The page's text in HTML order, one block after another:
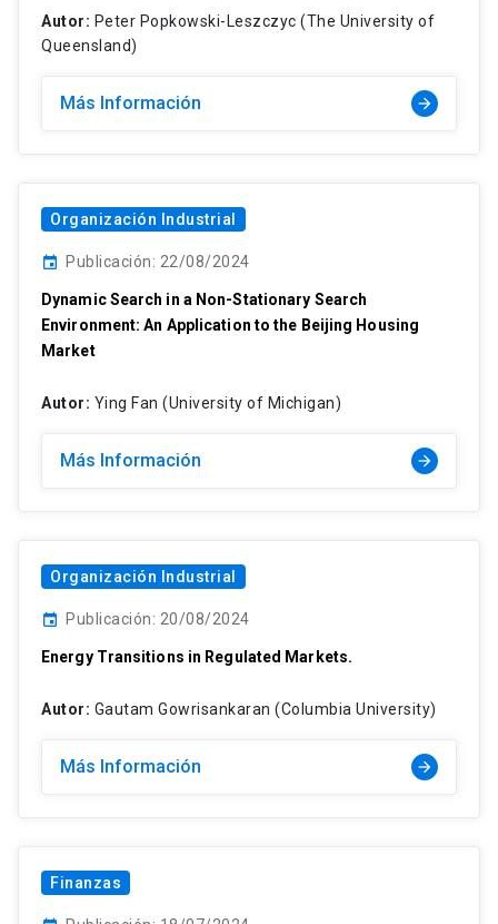
Autor: Peter Popkowski-Leszczyc (The University of
Queensland)
Más Información arrow_forward
Organización Industrial
event Publicación: 22/08/2024
Dynamic Search in a Non-Stationary Search
Environment: An Application to the Beijing Housing
Market
Autor: Ying Fan (University of Michigan)
Más Información arrow_forward
Organización Industrial
event Publicación: 20/08/2024
Energy Transitions in Regulated Markets.
Autor: Gautam Gowrisankaran (Columbia University)
Más Información arrow_forward
Finanzas